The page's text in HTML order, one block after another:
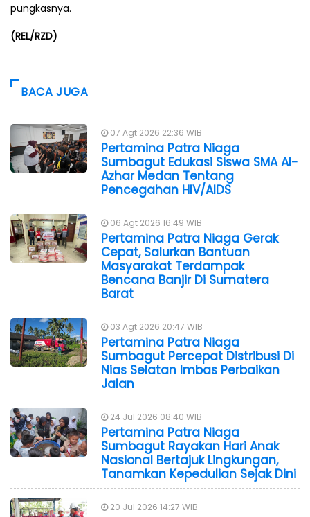
pungkasnya.
(REL/RZD)
BACA JUGA
07 Agt 2026 22:36 WIB
Pertamina Patra Niaga
Sumbagut Edukasi Siswa SMA Al-
Azhar Medan Tentang
Pencegahan HIV/AIDS
06 Agt 2026 16:49 WIB
Pertamina Patra Niaga Gerak
Cepat, Salurkan Bantuan
Masyarakat Terdampak
Bencana Banjir Di Sumatera
Barat
03 Agt 2026 20:47 WIB
Pertamina Patra Niaga
Sumbagut Percepat Distribusi Di
Nias Selatan Imbas Perbaikan
Jalan
24 Jul 2026 08:40 WIB
Pertamina Patra Niaga
Sumbagut Rayakan Hari Anak
Nasional Bertajuk Lingkungan,
Tanamkan Kepedulian Sejak Dini
20 Jul 2026 14:27 WIB